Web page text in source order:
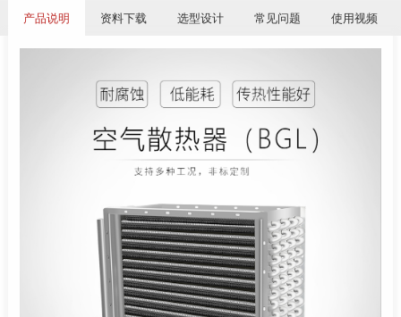
产品说明 资料下载 选型设计 常见问题 使用视频